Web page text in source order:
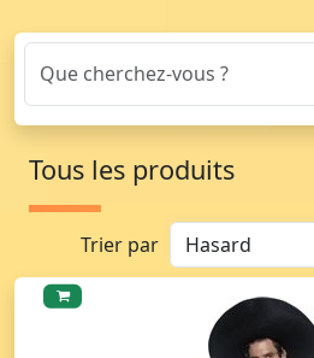
Tous les produits
Trier par